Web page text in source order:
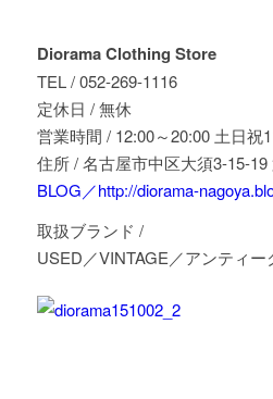
Diorama Clothing Store
TEL / 052-269-1116
定休日 / 無休
営業時間 / 12:00～20:00 土日祝
住所 / 名古屋市中区大須3-15-19
BLOG／http://diorama-
取扱ブランド /
USED／VINTAGE／アンティー